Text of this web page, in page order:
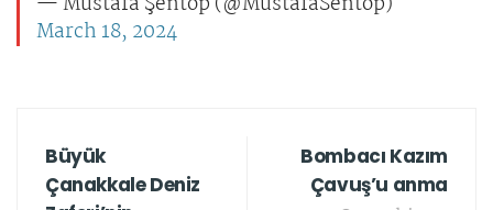
March 18, 2024
Büyük
Çanakkale Deniz
Bombacı Kazım
Çavuş’u anma